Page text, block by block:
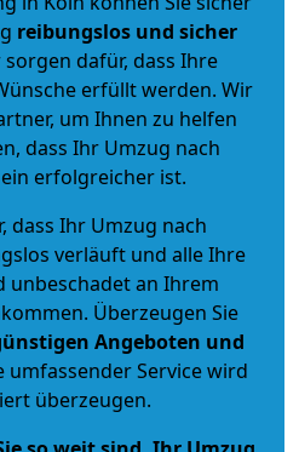
reibungslos und sicher
dafür, dass Ihre
erfüllt werden. Wir
um Ihnen zu helfen
dass Ihr Umzug nach
erfolgreicher ist.
dass Ihr Umzug nach
verläuft und alle Ihre
unbeschadet an Ihrem
Überzeugen Sie
Angeboten und
umfassender Service wird
überzeugen.